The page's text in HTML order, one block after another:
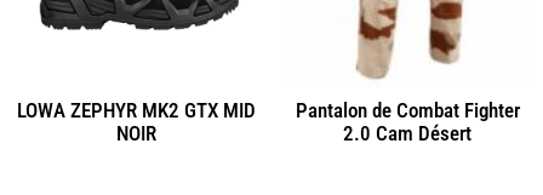
LOWA ZEPHYR MK2 GTX MID
NOIR
Pantalon de Combat Fighter
2.0 Cam Désert